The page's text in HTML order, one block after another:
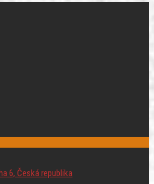
6, Česká republika